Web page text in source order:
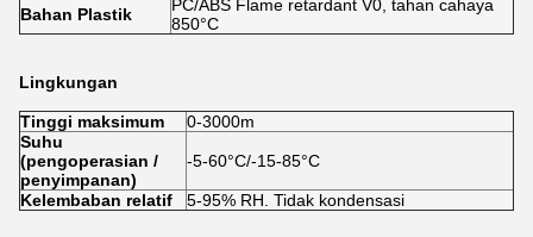
Bahan Plastik
PC/ABS Flame retardant V0, tahan cahaya
850°C
Lingkungan
Tinggi maksimum
0-3000m
Suhu
(pengoperasian /
penyimpanan)
-5-60°C/-15-85°C
Kelembaban relatif 5-95% RH. Tidak kondensasi